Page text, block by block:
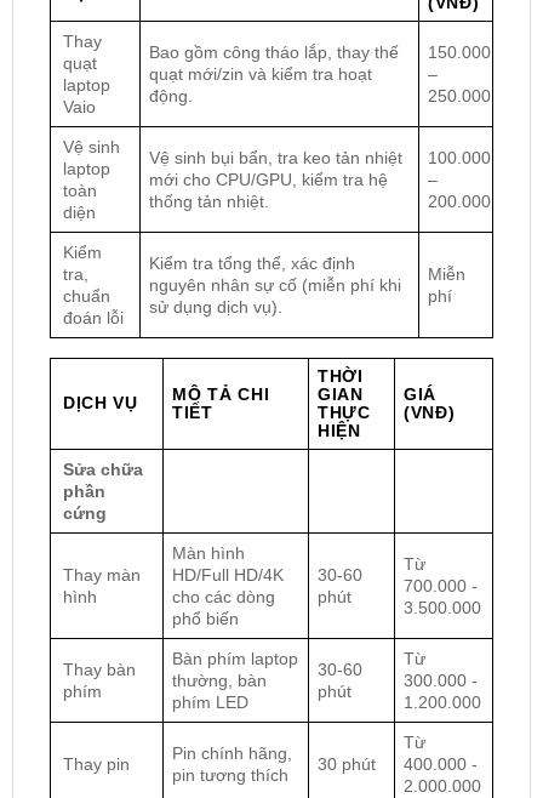
Thay
quạt
laptop
Vaio
Bao gồm công tháo lắp, thay thế
quạt mới/zin và kiểm tra hoạt
động.
150.000
–
250.000
Vệ sinh
laptop
toàn
diện
Vệ sinh bụi bẩn, tra keo tản nhiệt
mới cho CPU/GPU, kiểm tra hệ
thống tản nhiệt.
100.000
–
200.000
Kiểm
tra,
chuẩn
đoán lỗi
Kiểm tra tổng thể, xác định
nguyên nhân sự cố (miễn phí khi
sử dụng dịch vụ).
Miễn
phí
DỊCH VỤ
MÔ TẢ CHI
TIẾT
THỜI
GIAN
THỰC
HIỆN
GIÁ
(VNĐ)
Sửa chữa
phần
cứng
Thay màn
hình
Màn hình
HD/Full HD/4K
cho các dòng
phổ biến
30-60
phút
Từ
700.000 -
3.500.000
Thay bàn
phím
Bàn phím laptop
thường, bàn
phím LED
30-60
phút
Từ
300.000 -
1.200.000
Thay pin
Pin chính hãng,
pin tương thích
30 phút
Từ
400.000 -
2.000.000